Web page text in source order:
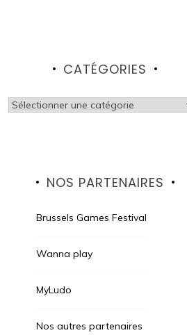
CATÉGORIES
Catégories
NOS PARTENAIRES
Brussels Games Festival
Wanna play
MyLudo
Nos autres partenaires